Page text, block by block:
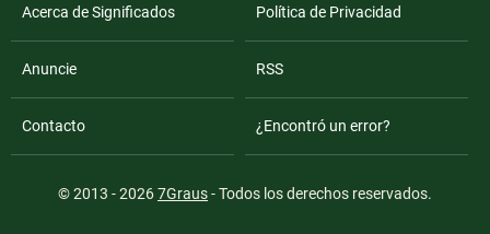
Acerca de Significados Política de Privacidad
Anuncie RSS
Contacto ¿Encontró un error?
© 2013 - 20267Graus- Todos los derechos reservados.